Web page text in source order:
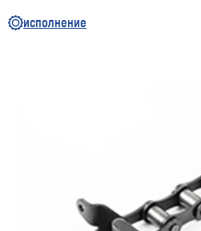
исполнение